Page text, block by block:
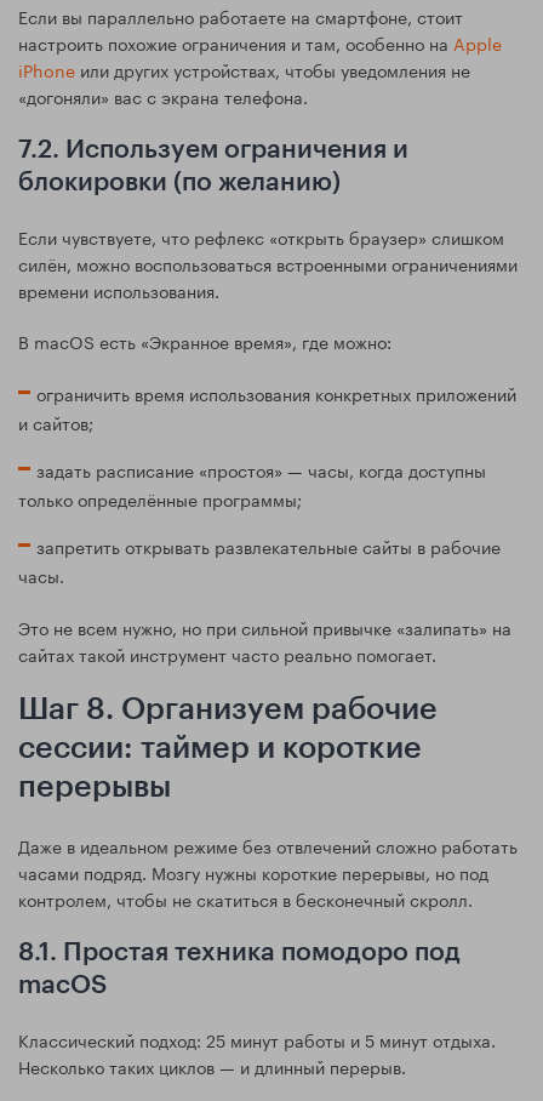
Если вы параллельно работаете на смартфоне, стоит
настроить похожие ограничения и там, особенно на Apple
iPhone или других устройствах, чтобы уведомления не
«догоняли» вас с экрана телефона.
7.2. Используем ограничения и
блокировки (по желанию)
Если чувствуете, что рефлекс «открыть браузер» слишком
силён, можно воспользоваться встроенными ограничениями
времени использования.
В macOS есть «Экранное время», где можно:
ограничить время использования конкретных приложений
и сайтов;
задать расписание «простоя» — часы, когда доступны
только определённые программы;
запретить открывать развлекательные сайты в рабочие
часы.
Это не всем нужно, но при сильной привычке «залипать» на
сайтах такой инструмент часто реально помогает.
Шаг 8. Организуем рабочие
сессии: таймер и короткие
перерывы
Даже в идеальном режиме без отвлечений сложно работать
часами подряд. Мозгу нужны короткие перерывы, но под
контролем, чтобы не скатиться в бесконечный скролл.
8.1. Простая техника помодоро под
macOS
Классический подход: 25 минут работы и 5 минут отдыха.
Несколько таких циклов — и длинный перерыв.